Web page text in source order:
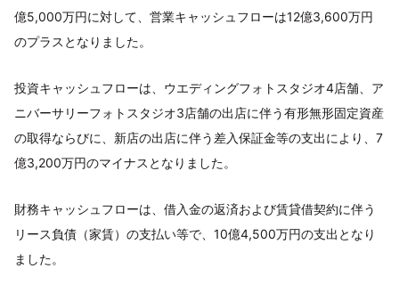
億5,000万円に対して、営業キャッシュフローは12億3,600万円
のプラスとなりました。
投資キャッシュフローは、ウエディングフォトスタジオ4店舗、ア
ニバーサリーフォトスタジオ3店舗の出店に伴う有形無形固定資産
の取得ならびに、新店の出店に伴う差入保証金等の支出により、7
億3,200万円のマイナスとなりました。
財務キャッシュフローは、借入金の返済および賃貸借契約に伴う
リース負債（家賃）の支払い等で、10億4,500万円の支出となり
ました。